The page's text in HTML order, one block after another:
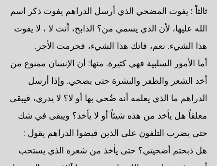
ثالثاً : يفوت المضحي الذي أرسل الدراهم يفوت ذكر اسم
الله عليها، لأن الذي يسمي من؟ الذابح، أنت لا ، لا يفوت
هذا الشيء. نعم، فاتك هذا الشيء، فحرمت الأجر.
أما الأمور السلبية فهي كثيرة. منها: أن الإنسان ممنوع من
أخذ الشعر والظفر والبشرة حتى يضحي. وإذا أرسل
الدراهم ما الذي يعلمه أنه ضُحي بها أو لا؟ لا يدري، فيبقى
معلقاً هل يأخذ من هذه شيئاً أو لا يأخذ؟ ويبقى في شك
حتى يضرب التلفون على الذين قبضوا الدراهم يقول :
هل ذبحتم أضحيتي؟ حتى يأخذ من شعره الذي يستحب